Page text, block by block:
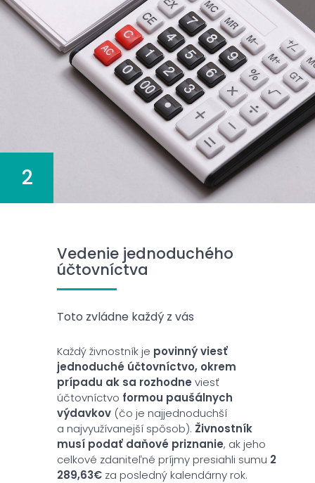
Vedenie jednoduchého
účtovníctva
Toto zvládne každý z vás
Každý živnostník je povinný viesť
jednoduché účtovníctvo, okrem
prípadu ak sa rozhodne viesť
účtovníctvo formou paušálnych
výdavkov (čo je najjednoduchší
a najvyužívanejší spôsob). Živnostník
musí podať daňové priznanie, ak jeho
celkové zdaniteľné príjmy presiahli sumu 2
289,63€za posledný kalendárny rok.
2